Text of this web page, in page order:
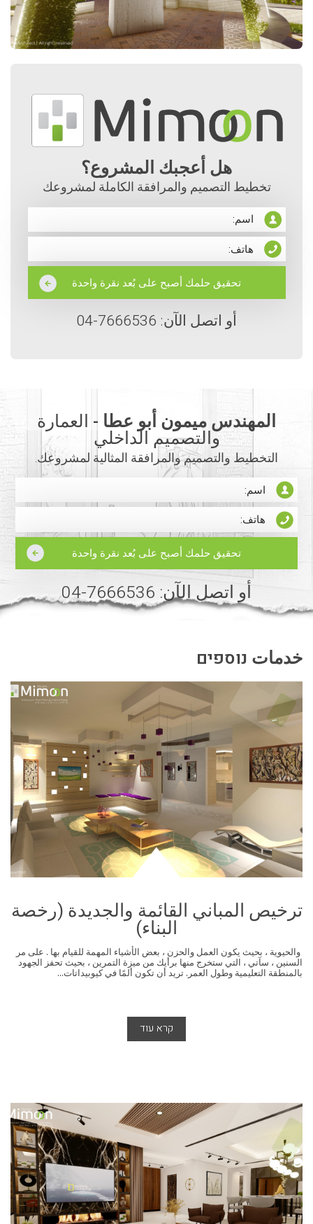
هل أعجبك المشروع؟
تخطيط التصميم والمرافقة الكاملة لمشروعك
أو اتصل الآن: 7666536-04
المهندس ميمون أبو عطا - العمارة
والتصميم الداخلي
التخطيط والتصميم والمرافقة المثالية لمشروعك.
أو اتصل الآن: 7666536-04
خدمات נוספים
ترخيص المباني القائمة والجديدة (رخصة
البناء)
والحيوية ، بحيث يكون العمل والحزن ، بعض الأشياء المهمة للقيام بها . على مر
السنين ، سآتي ، التي ستخرج منها برأيك من ميزة التمرين ، بحيث تحفز الجهود
بالمنطقة التعليمية وطول العمر. تريد أن تكون ألمًا في كيوبيداتات...
קרא עוד